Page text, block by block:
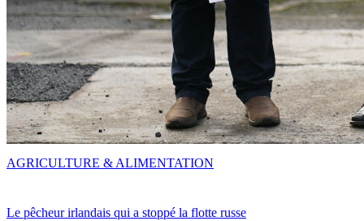
Le pêcheur irlandais qui a stoppé la flotte russe
AGRICULTURE & ALIMENTATION